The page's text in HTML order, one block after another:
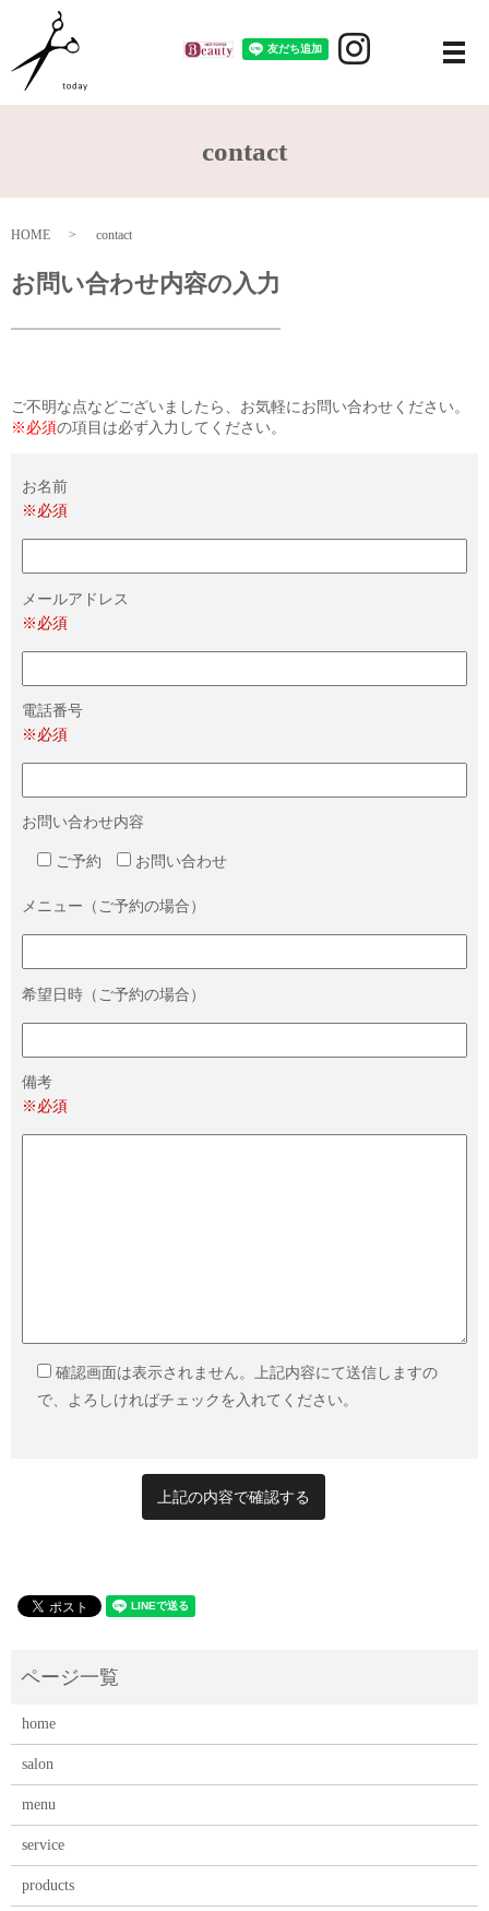
メ
contact
HOME contact
お問い合わせ内容の入力
ご不明な点などございましたら、お気軽にお問い合わせください。
※必須の項目は必ず入力してください。
お名前
※必須
メールアドレス
※必須
電話番号
※必須
お問い合わせ内容
ご予約 お問い合わせ
メニュー（ご予約の場合）
希望日時（ご予約の場合）
備考
※必須
確認画面は表示されません。上記内容にて送信しますの
で、よろしければチェックを入れてください。
home
salon
menu
service
products